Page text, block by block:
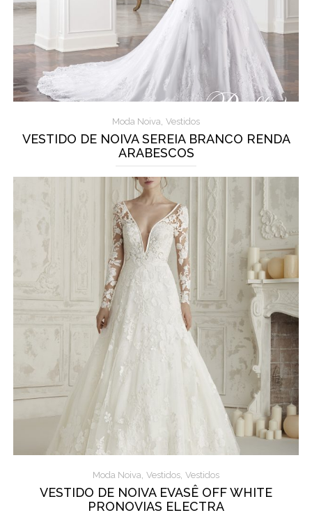
Moda Noiva, Vestidos
VESTIDO DE NOIVA SEREIA BRANCO RENDA
ARABESCOS
Moda Noiva, Vestidos, Vestidos
VESTIDO DE NOIVA EVASÊ OFF WHITE
PRONOVIAS ELECTRA